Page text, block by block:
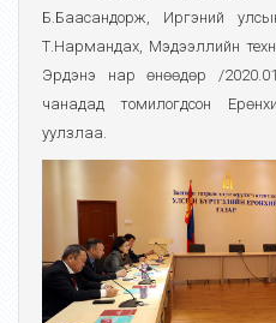
Б.Баасандорж, Иргэний
Т.Нармандах, Мэдээллийн
Эрдэнэ нар өнөөдөр /
чанадад томилогдсон
уулзлаа.